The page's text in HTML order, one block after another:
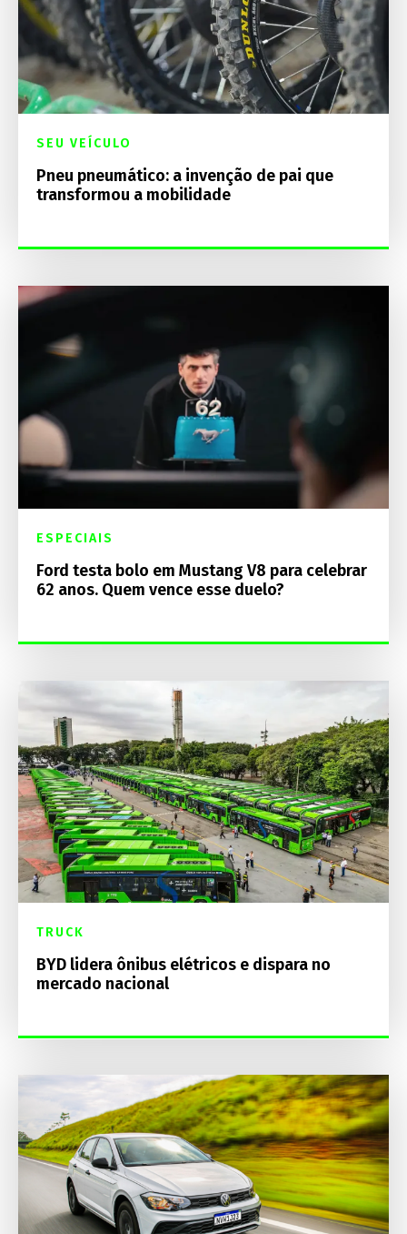
SEU VEÍCULO
Pneu pneumático: a invenção de pai que
transformou a mobilidade
ESPECIAIS
Ford testa bolo em Mustang V8 para celebrar
62 anos. Quem vence esse duelo?
TRUCK
BYD lidera ônibus elétricos e dispara no
mercado nacional